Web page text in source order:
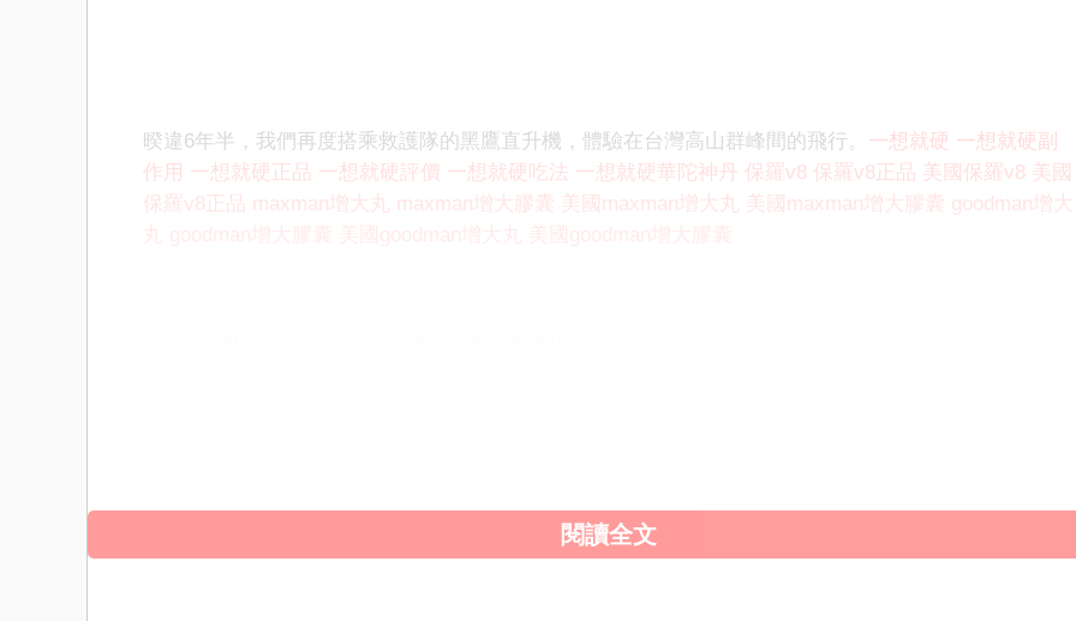
暌違6年半，我們再度搭乘救護隊的黑鷹直升機，體驗在台灣高山群峰間的飛行。 一想就硬 一想就硬副
作用 一想就硬正品 一想就硬評價 一想就硬吃法 一想就硬華陀神丹 保羅v8 保羅v8正品 美國保羅v8 美國
保羅v8正品 maxman增大丸 maxman增大膠囊 美國maxman增大丸 美國maxman增大膠囊 goodman增大
閱讀全文